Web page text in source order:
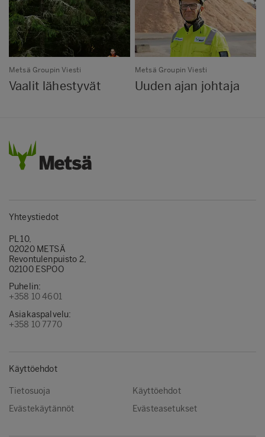
Metsä Groupin Viesti
Vaalit lähestyvät
Metsä Groupin Viesti
Uuden ajan johtaja
Yhteystiedot
PL 10,
02020 METSÄ
Revontulenpuisto 2,
02100 ESPOO
Puhelin:
+358 10 4601
Asiakaspalvelu:
+358 10 7770
Käyttöehdot
Tietosuoja
Käyttöehdot
Evästekäytännöt
Evästeasetukset